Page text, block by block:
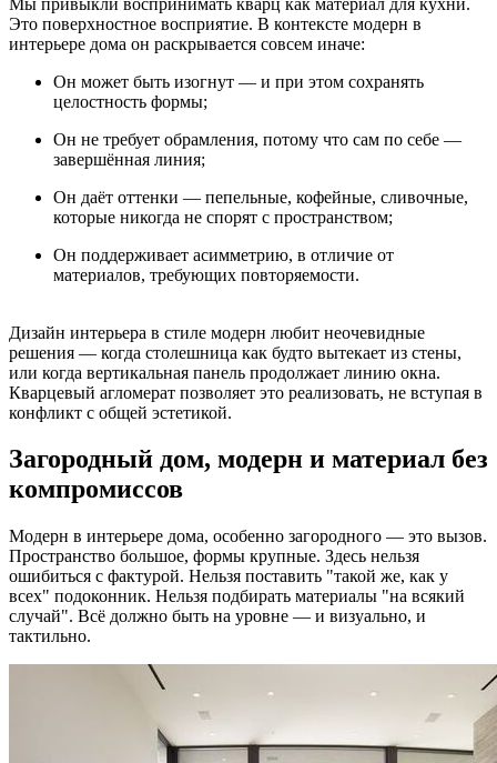
Это поверхностное восприятие. В контексте модерн в
интерьере дома он раскрывается совсем иначе:
Он может быть изогнут — и при этом сохранять
целостность формы;
Он не требует обрамления, потому что сам по себе —
завершённая линия;
Он даёт оттенки — пепельные, кофейные, сливочные,
которые никогда не спорят с пространством;
Он поддерживает асимметрию, в отличие от
материалов, требующих повторяемости.
Дизайн интерьера в стиле модерн любит неочевидные
решения — когда столешница как будто вытекает из стены,
или когда вертикальная панель продолжает линию окна.
Кварцевый агломерат позволяет это реализовать, не вступая в
конфликт с общей эстетикой.
Загородный дом, модерн и материал без
компромиссов
Модерн в интерьере дома, особенно загородного — это вызов.
Пространство большое, формы крупные. Здесь нельзя
ошибиться с фактурой. Нельзя поставить "такой же, как у
всех" подоконник. Нельзя подбирать материалы "на всякий
случай". Всё должно быть на уровне — и визуально, и
тактильно.